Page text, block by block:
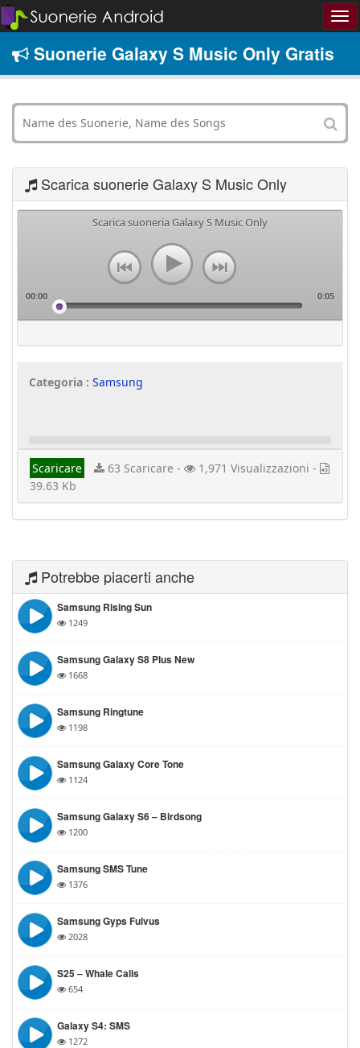
Suonerie Galaxy S Music Only Gratis
Scarica suonerie Galaxy S Music Only
Scarica suoneria Galaxy S Music Only
00:00 0:05
Categoria : Samsung
Scaricare 63 Scaricare -
1,971 Visualizzazioni -
39.63 Kb
Potrebbe piacerti anche
Samsung Rising Sun
1249
Samsung Galaxy S8 Plus New
1668
Samsung Ringtune
1198
Samsung Galaxy Core Tone
1124
Samsung Galaxy S6 – Birdsong
1200
Samsung SMS Tune
1376
Samsung Gyps Fulvus
2028
S25 – Whale Calls
654
Galaxy S4: SMS
1272